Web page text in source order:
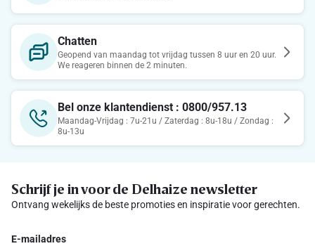
Chatten
Geopend van maandag tot vrijdag tussen 8 uur en 20 uur.
We reageren binnen de 2 minuten.
Bel onze klantendienst : 0800/957.13
Maandag-Vrijdag : 7u-21u / Zaterdag : 8u-18u / Zondag :
8u-13u
Schrijf je in voor de Delhaize newsletter
Ontvang wekelijks de beste promoties en inspiratie voor gerechten.
E-mailadres